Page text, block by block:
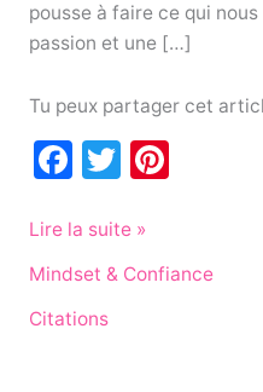
pousse à faire ce qui
passion et une […]
Tu peux partager cet
F
c
e
b
T
itt
er
Pi
e
Lire la suite »
Mindset & Confiance
Citations